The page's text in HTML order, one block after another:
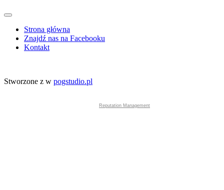
Strona główna
Znajdź nas na Facebooku
Kontakt
Stworzone z w pogstudio.pl
Reputation Management